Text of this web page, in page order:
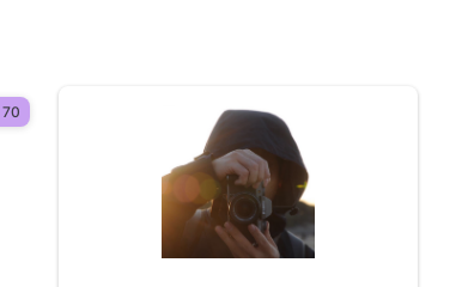
70